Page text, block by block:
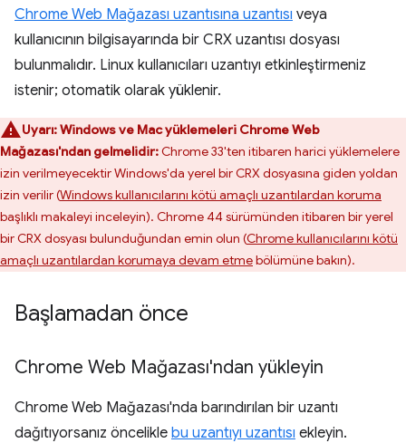
Chrome Web Mağazası uzantısına uzantısı veya
kullanıcının bilgisayarında bir CRX uzantısı dosyası
bulunmalıdır. Linux kullanıcıları uzantıyı etkinleştirmeniz
istenir; otomatik olarak yüklenir.
Uyarı:Windows ve Mac yüklemeleri Chrome Web
Mağazası'ndan gelmelidir:Chrome 33'ten itibaren harici yüklemelere
izin verilmeyecektir Windows'da yerel bir CRX dosyasına giden yoldan
izin verilir (Windows kullanıcılarını kötü amaçlı uzantılardan koruma
başlıklı makaleyi inceleyin). Chrome 44 sürümünden itibaren bir yerel
bir CRX dosyası bulunduğundan emin olun (Chrome kullanıcılarını kötü
amaçlı uzantılardan korumaya devam etmebölümüne bakın).
Başlamadan önce
Chrome Web Mağazası'ndan yükleyin
Chrome Web Mağazası'nda barındırılan bir uzantı
dağıtıyorsanız öncelikle bu uzantıyı uzantısı ekleyin.